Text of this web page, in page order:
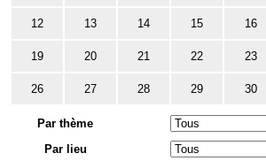
12 13 14 15 16
19 20 21 22 23
26 27 28 29 30
Par thème
Par lieu